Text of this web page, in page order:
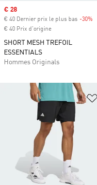
Prix soldé
€ 28
€ 40 Dernier prix le plus bas -30%
€ 40 Prix d'origine
SHORT MESH TREFOIL
ESSENTIALS
Hommes Originals